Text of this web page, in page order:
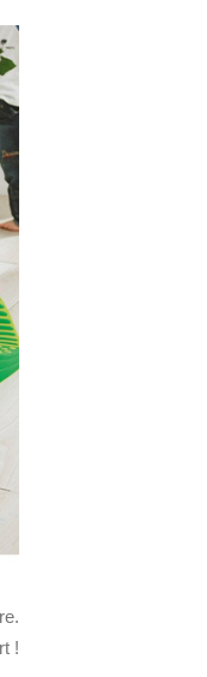
!